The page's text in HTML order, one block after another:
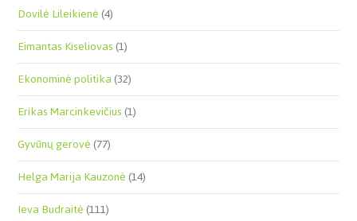
Dovilė Lileikienė(4)
Eimantas Kiseliovas(1)
Ekonominė politika(32)
Erikas Marcinkevičius(1)
Gyvūnų gerovė(77)
Helga Marija Kauzonė(14)
Ieva Budraitė(111)